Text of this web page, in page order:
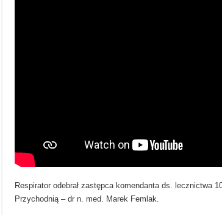
Respirator odebrał zastępca komendanta ds. lecznictwa
Przychodnią – dr n. med. Marek Femlak.